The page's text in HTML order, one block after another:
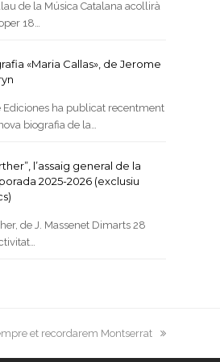
de la Música Catalana acollirà
18…
«Maria Callas», de Jerome
Ediciones ha publicat recentment
biografia de la…
l’assaig general de la
2025-2026 (exclusiu
de J. Massenet Dimarts 28
et recordarem Montserrat